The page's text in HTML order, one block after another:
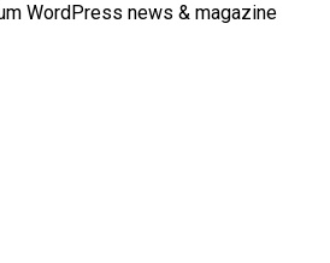
WordPress news & magazine